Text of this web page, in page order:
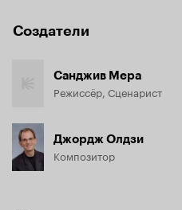
Создатели
Санджив Мера
Режиссёр, Сценарист
Джордж Олдзи
Композитор